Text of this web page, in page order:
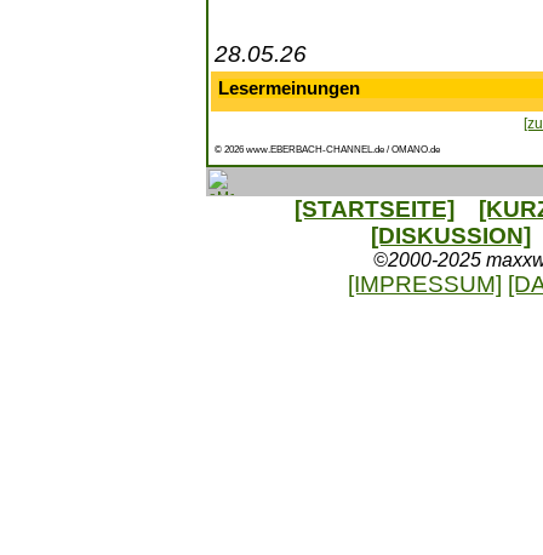
28.05.26
Lesermeinungen
© 2026 www.EBERBACH-CHANNEL.de / OMANO.de
[STARTSEITE]
[DISKUSSION]
©2000-2025
[IMPRESSUM]